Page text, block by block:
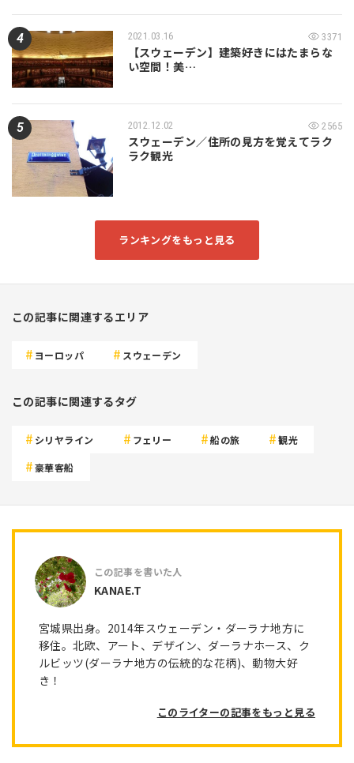
2021.03.16 3371
【スウェーデン】建築好きにはたまらな
い空間！美…
2012.12.02 2565
スウェーデン／住所の見方を覚えてラク
ラク観光
ランキングをもっと見る
この記事に関連するエリア
ヨーロッパ スウェーデン
この記事に関連するタグ
シリヤライン フェリー 船の旅 観光
豪華客船
KANAE.T
宮城県出身。2014年スウェーデン・ダーラナ地方に
移住。北欧、アート、デザイン、ダーラナホース、ク
ルビッツ(ダーラナ地方の伝統的な花柄)、動物大好
き！
このライターの記事をもっと見る